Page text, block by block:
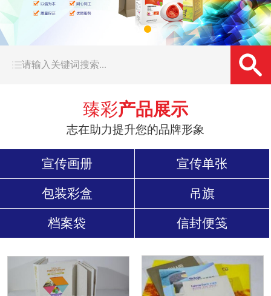
臻彩产品展示
志在助力提升您的品牌形象
宣传画册 宣传单张
包装彩盒 吊旗
档案袋 信封便笺